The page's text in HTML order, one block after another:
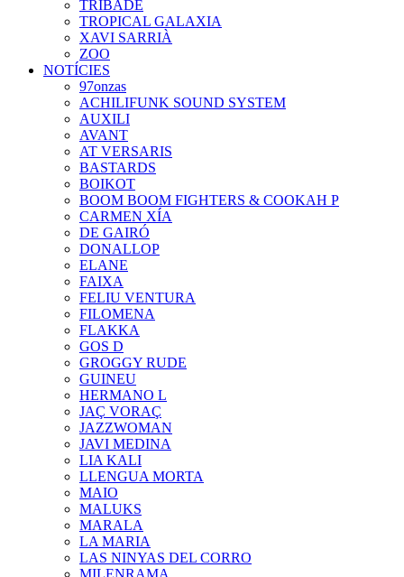
TRIBADE
TROPICAL GALAXIA
XAVI SARRIÀ
ZOO
NOTÍCIES
97onzas
ACHILIFUNK SOUND SYSTEM
AUXILI
AVANT
AT VERSARIS
BASTARDS
BOIKOT
BOOM BOOM FIGHTERS & COOKAH P
CARMEN XÍA
DE GAIRÓ
DONALLOP
ELANE
FAIXA
FELIU VENTURA
FILOMENA
FLAKKA
GOS D
GROGGY RUDE
GUINEU
HERMANO L
JAÇ VORAÇ
JAZZWOMAN
JAVI MEDINA
LIA KALI
LLENGUA MORTA
MAIO
MALUKS
MARALA
LA MARIA
LAS NINYAS DEL CORRO
MILENRAMA